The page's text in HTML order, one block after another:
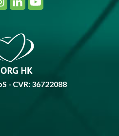
- CVR: 36722088